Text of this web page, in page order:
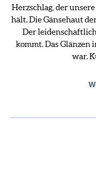
Herzschlag, der
hält. Die Gänsehaut
Der
kommt. Das Glänzen
war.